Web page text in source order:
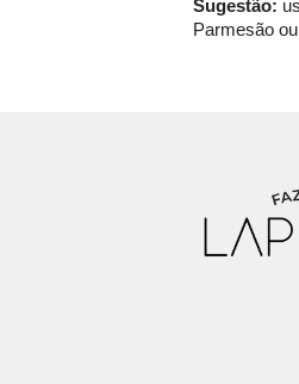
Sugestão:
Parmesão